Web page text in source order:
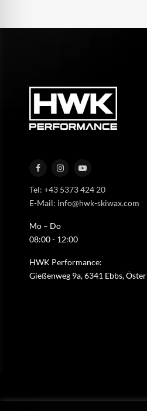
Tel: +43 5373 424 20
E-Mail: info@hwk-skiwax.com
Mo – Do
08:00 - 12:00
HWK Performance:
Gießenweg 9a, 6341 Ebbs,